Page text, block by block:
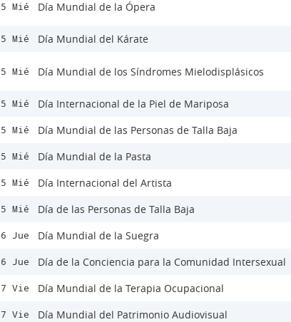
Mié Día Mundial de la Ópera
Mié Día Mundial del Kárate
Mié Día Mundial de los Síndromes Mielodisplásicos
Mié Día Internacional de la Piel de Mariposa
Mié Día Mundial de las Personas de Talla Baja
Mié Día Mundial de la Pasta
Mié Día Internacional del Artista
Mié Día de las Personas de Talla Baja
Jue Día Mundial de la Suegra
Jue Día de la Conciencia para la Comunidad Intersexual
Vie Día Mundial de la Terapia Ocupacional
Vie Día Mundial del Patrimonio Audiovisual